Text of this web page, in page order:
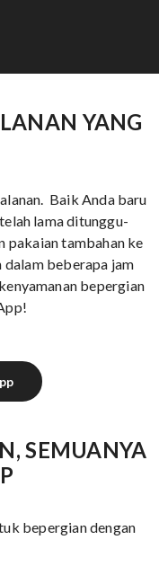
YANG
Baik Anda baru
lama ditunggu-
pakaian tambahan ke
dalam beberapa jam
bepergian
SEMUANYA
bepergian dengan